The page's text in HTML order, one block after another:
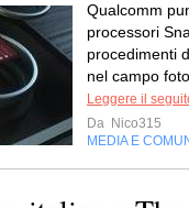
Qualcomm
processori
procedimenti
nel campo
Leggere il
Da Nico315
MEDIA E